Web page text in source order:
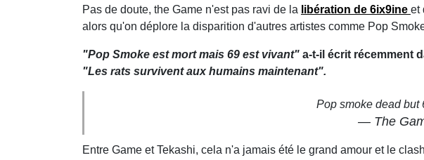
Pas de doute, the Game n'est pas ravi de la libération de 6ix9ine et
alors qu'on déplore la disparition d'autres artistes comme Pop
"Pop Smoke est mort mais 69 est vivant" a-t-il écrit récemment
"Les rats survivent aux humains maintenant".
Pop smoke dead but
— The
Entre Game et Tekashi, cela n'a jamais été le grand amour et le